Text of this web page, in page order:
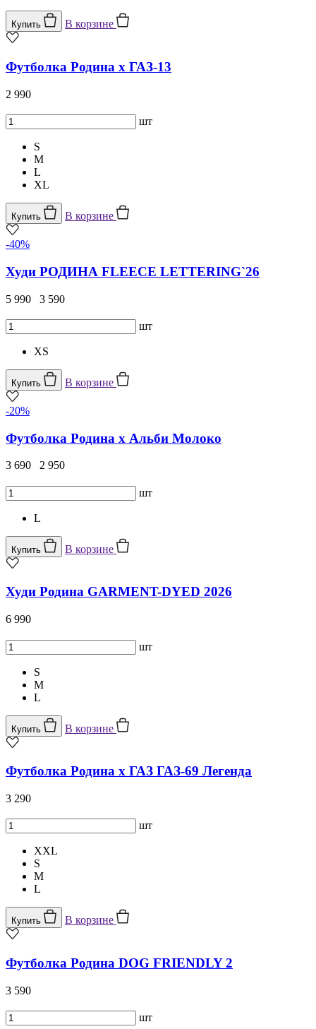
Купить В корзине
Футболка Родина x ГАЗ-13
2 990
шт
S
M
L
XL
Купить В корзине
-40%
Худи РОДИНА FLEECE LETTERING`26
5 990 3 590
шт
XS
Купить В корзине
-20%
Футболка Родина х Альби Молоко
3 690 2 950
шт
L
Купить В корзине
Худи Родина GARMENT-DYED 2026
6 990
шт
S
M
L
Купить В корзине
Футболка Родина x ГАЗ ГАЗ-69 Легенда
3 290
шт
XXL
S
M
L
Купить В корзине
Футболка Родина DOG FRIENDLY 2
3 590
шт